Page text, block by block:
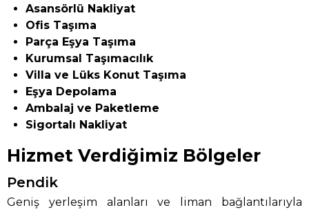
Asansörlü Nakliyat
Ofis Taşıma
Parça Eşya Taşıma
Kurumsal Taşımacılık
Villa ve Lüks Konut Taşıma
Eşya Depolama
Ambalaj ve Paketleme
Sigortalı Nakliyat
Hizmet Verdiğimiz Bölgeler
Pendik
Geniş yerleşim alanları ve liman bağlantılarıyla